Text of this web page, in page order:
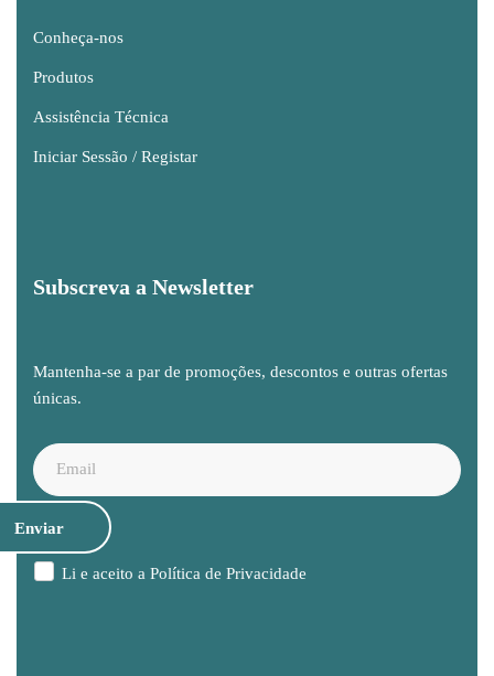
Conheça-nos
Produtos
Assistência Técnica
Iniciar Sessão / Registar
Subscreva a Newsletter
Mantenha-se a par de promoções, descontos e outras ofertas
únicas.
Li e aceito a Política de Privacidade